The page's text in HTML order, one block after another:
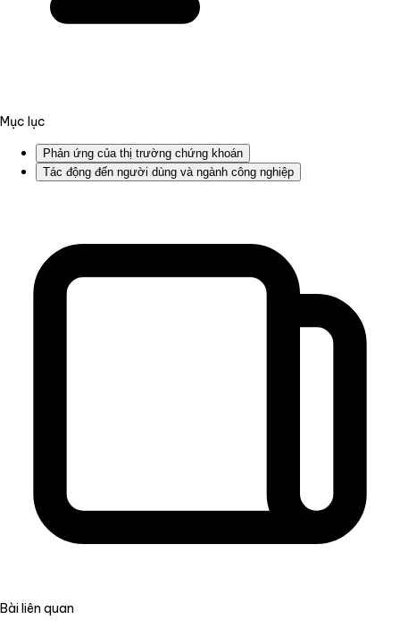
Mục lục
Phản ứng của thị trường chứng khoán
Tác động đến người dùng và ngành công nghiệp
Bài liên quan